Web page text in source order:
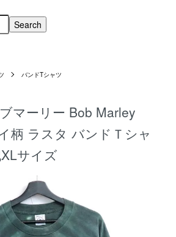
バンドTシャツ
マーリー Bob Marley
柄 ラスタ バンドＴシャ
サイズ